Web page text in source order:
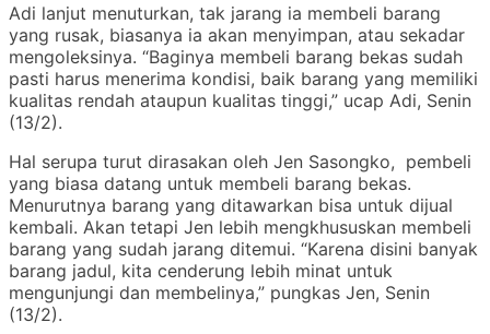
Adi lanjut menuturkan, tak jarang ia membeli barang
yang rusak, biasanya ia akan menyimpan, atau sekadar
mengoleksinya. “Baginya membeli barang bekas sudah
pasti harus menerima kondisi, baik barang yang memiliki
kualitas rendah ataupun kualitas tinggi,” ucap Adi, Senin
(13/2).
Hal serupa turut dirasakan oleh Jen Sasongko, pembeli
yang biasa datang untuk membeli barang bekas.
Menurutnya barang yang ditawarkan bisa untuk dijual
kembali. Akan tetapi Jen lebih mengkhususkan membeli
barang yang sudah jarang ditemui. “Karena disini banyak
barang jadul, kita cenderung lebih minat untuk
mengunjungi dan membelinya,” pungkas Jen, Senin
(13/2).